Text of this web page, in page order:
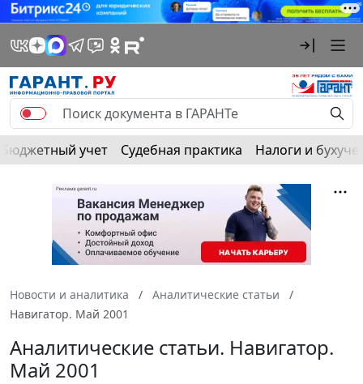
Бюджетный учет Судебная практика Налоги и
Новости и аналитика
Аналитические статьи
Навигатор. Май 2001
Аналитические статьи. Навигатор.
Май 2001